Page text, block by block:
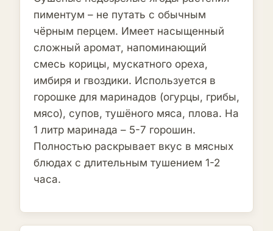
пиментум – не путать с обычным
чёрным перцем. Имеет насыщенный
сложный аромат, напоминающий
смесь корицы, мускатного ореха,
имбиря и гвоздики. Используется в
горошке для маринадов (огурцы, грибы,
мясо), супов, тушёного мяса, плова. На
1 литр маринада – 5-7 горошин.
Полностью раскрывает вкус в мясных
блюдах с длительным тушением 1-2
часа.